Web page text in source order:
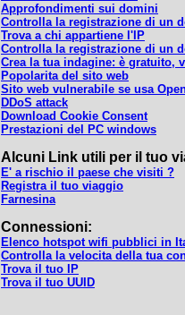
Approfondimenti sui domini
Controlla la registrazione di un
Trova a chi appartiene l'IP
Controlla la registrazione di un
Crea la tua indagine: è gratuito,
Popolarita del sito web
Sito web vulnerabile se usa
DDoS attack
Download Cookie Consent
Prestazioni del PC windows
Alcuni Link utili per il tuo
E' a rischio il paese che visiti ?
Registra il tuo viaggio
Farnesina
Connessioni:
Elenco hotspot wifi pubblici in
Controlla la velocita della tua
Trova il tuo IP
Trova il tuo UUID